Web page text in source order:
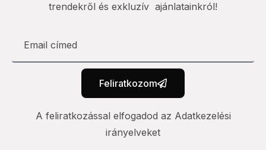
trendekről és exkluzív ajánlatainkról!
Feliratkozom
A feliratkozással elfogadod az Adatkezelési
irányelveket